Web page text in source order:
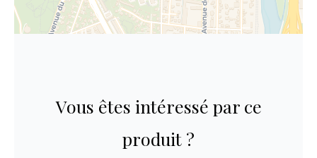
Vous êtes intéressé par ce
produit ?